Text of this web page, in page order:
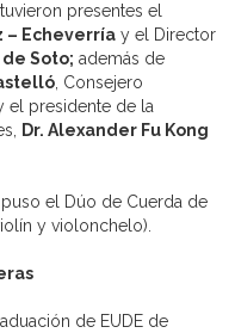
presentes el
– Echeverría y el Director
Soto; además de
, Consejero
el presidente de la
Dr. Alexander Fu Kong
el Dúo de Cuerda de
y violonchelo).
de EUDE de